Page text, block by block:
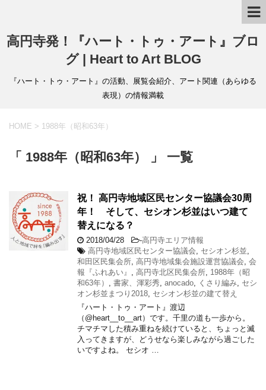
高円寺発！『ハート・トゥ・アート』ブロ
グ | Heart to Art BLOG
『ハート・トゥ・アート』の活動、展覧会紹介、アート関連（あらゆる
表現）の情報満載
HOME > 1988年（昭和63年）
「 1988年（昭和63年） 」 一覧
祝！ 高円寺地域区民センター協議会30周
年！ そして、セシオン杉並はいつ建て
替えになる？
2018/04/28 -高円寺エリア情報
高円寺地域区民センター協議会
セシオン杉並
和田区民集会所 高円寺地域集会施設運営協議会 会
報『ふれあい』
高円寺北区民集会所 1988年（昭
和63年）
書家、渾彩秀 anocado くさり編み セシ
オン杉並まつり2018 セシオン杉並の建て替え
『ハート・トゥ・アート』渡辺
（@heart__to__art）です。千里の道も一歩から。
チマチマした積み重ねを続けていると、ちょっと滅
入ってきますが、どうせなら楽しみながら過ごした
いですよね。 セシオ …